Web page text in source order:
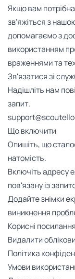
Якщо вам
зв'яжіться з
допомагаємо з
використанням
враженнями та
Зв'язатися зі
Надішліть нам
запит.
Що включити
Опишіть, що
натомість.
Включіть адресу
пов'язану із
Додайте знімки
виникнення
Корисні посилання
Видалити
Політика
Умови